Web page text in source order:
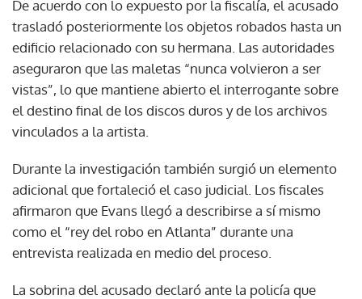
De acuerdo con lo expuesto por la fiscalía, el acusado
trasladó posteriormente los objetos robados hasta un
edificio relacionado con su hermana. Las autoridades
aseguraron que las maletas “nunca volvieron a ser
vistas”, lo que mantiene abierto el interrogante sobre
el destino final de los discos duros y de los archivos
vinculados a la artista.
Durante la investigación también surgió un elemento
adicional que fortaleció el caso judicial. Los fiscales
afirmaron que Evans llegó a describirse a sí mismo
como el “rey del robo en Atlanta” durante una
entrevista realizada en medio del proceso.
La sobrina del acusado declaró ante la policía que